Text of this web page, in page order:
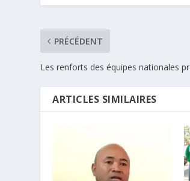
PRÉCÉDENT
Les renforts des équipes nationales
ARTICLES SIMILAIRES